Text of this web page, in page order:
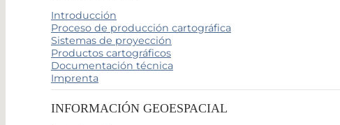
Introducción
Proceso de producción cartográfica
Sistemas de proyección
Productos cartográficos
Documentación técnica
Imprenta
INFORMACIÓN GEOESPACIAL